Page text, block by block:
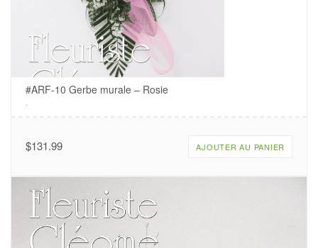
#ARF-10 Gerbe murale – Rosie
.
$131.99 AJOUTER AU PANIER